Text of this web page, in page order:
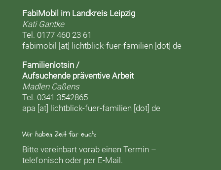
FabiMobil im Landkreis Leipzig
Kati Gantke
Tel. 0177 460 23 61
fabimobil [at] lichtblick-fuer-familien [dot] de
Familienlotsin /
Aufsuchende präventive Arbeit
Madlen Caßens
Tel. 0341 3542865
apa [at] lichtblick-fuer-familien [dot] de
Wir haben Zeit für euch:
Bitte vereinbart vorab einen Termin –
telefonisch oder per E-Mail.